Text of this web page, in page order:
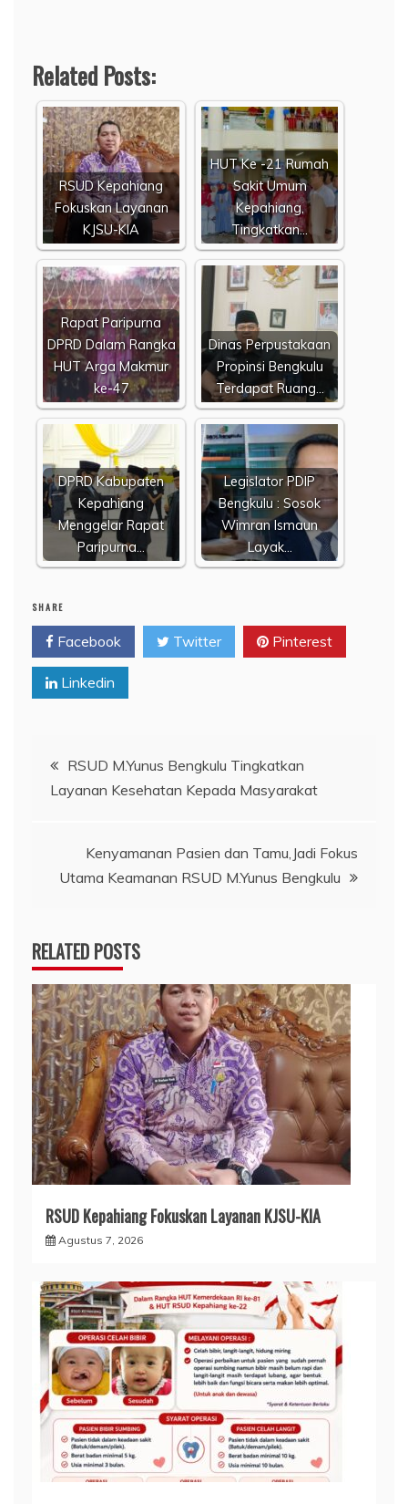
Related Posts:
RSUD Kepahiang
Fokuskan Layanan
KJSU-KIA
HUT Ke -21 Rumah
Sakit Umum
Kepahiang,
Tingkatkan…
Rapat Paripurna
DPRD Dalam Rangka
HUT Arga Makmur
ke-47
Dinas Perpustakaan
Propinsi Bengkulu
Terdapat Ruang…
DPRD Kabupaten
Kepahiang
Menggelar Rapat
Paripurna…
Legislator PDIP
Bengkulu : Sosok
Wimran Ismaun
Layak…
SHARE
Facebook Twitter Pinterest
Linkedin
Navigasi
pos
RSUD M.Yunus Bengkulu Tingkatkan
Layanan Kesehatan Kepada Masyarakat
Kenyamanan Pasien dan Tamu,Jadi Fokus
Utama Keamanan RSUD M.Yunus Bengkulu
RELATED POSTS
RSUD Kepahiang Fokuskan Layanan KJSU-KIA
Agustus 7, 2026